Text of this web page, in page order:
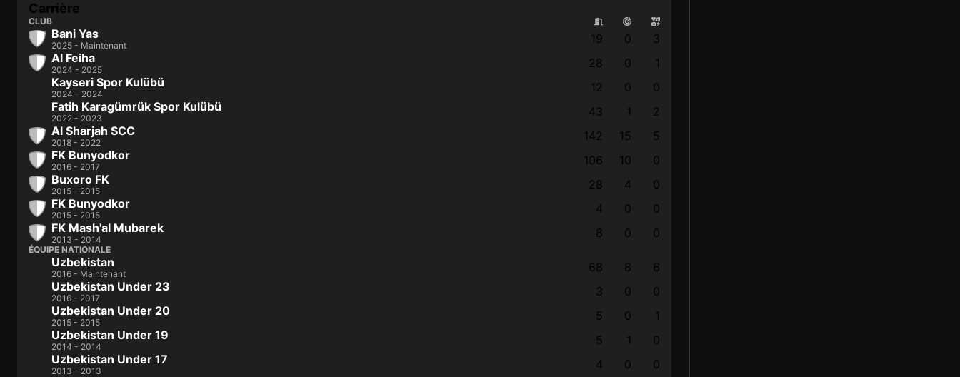
Carrière
CLUB
Bani Yas
2025 - Maintenant 19 0
3
Al Feiha
2024 - 2025 28 0
1
Kayseri Spor Kulübü
2024 - 2024 12 0
0
Fatih Karagümrük Spor Kulübü
2022 - 2023 43 1
2
Al Sharjah SCC
2018 - 2022 142 15
5
FK Bunyodkor
2016 - 2017 106 10
0
Buxoro FK
2015 - 2015 28 4
0
FK Bunyodkor
2015 - 2015 4 0
0
FK Mash'al Mubarek
2013 - 2014 8 0 0
ÉQUIPE NATIONALE
Uzbekistan
2016 - Maintenant 68 8
6
Uzbekistan Under 23
2016 - 2017 3 0
0
Uzbekistan Under 20
2015 - 2015 5 0
1
Uzbekistan Under 19
2014 - 2014 5 1
0
Uzbekistan Under 17
2013 - 2013 4 0 0